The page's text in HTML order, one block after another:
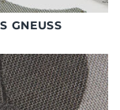
GNEUSS